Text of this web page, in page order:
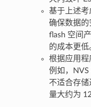
基于上述考
确保数据的
flash 空间
的成本更低
根据应用程
例如，
不适合存
量大约为